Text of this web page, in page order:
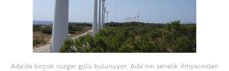
Ada’da birçok rüzgar gülü bulunuyor. Ada’nın senelik ihtiyacından